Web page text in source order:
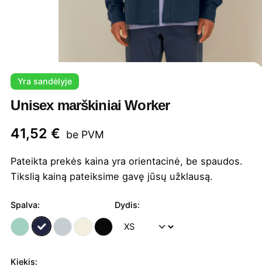
Yra sandėlyje
Unisex marškiniai Worker
41,52€ be PVM
Pateikta prekės kaina yra orientacinė, be spaudos.
Tikslią kainą pateiksime gavę jūsų užklausą.
Spalva: Dydis:
Kiekis: